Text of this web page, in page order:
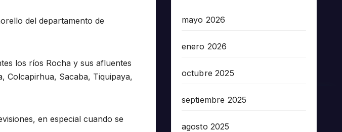
del departamento de
los ríos Rocha y sus afluentes
Colcapirhua, Sacaba, Tiquipaya,
en especial cuando se
mayo 2026
enero 2026
octubre 2025
septiembre 2025
agosto 2025